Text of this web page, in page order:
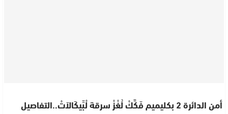
أمن الدائرة 2 بكليميم فَكَّكْ لُغْزْ سرقة لْبِّيكَالاَتْ..التفاصيل